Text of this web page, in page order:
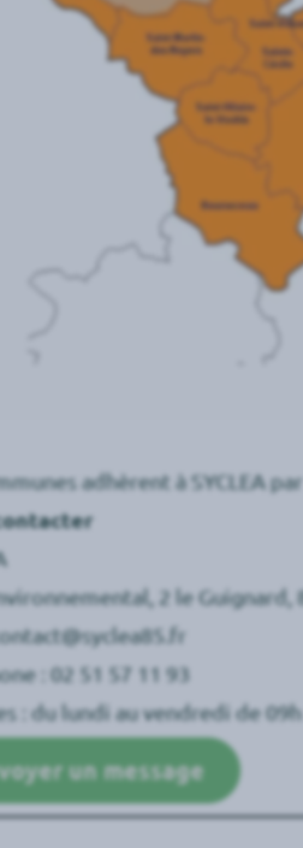
adhèrent à SYCLEA
2 le Guignard,
: 02 51 57 11 93
: du lundi au vendredi de
un message